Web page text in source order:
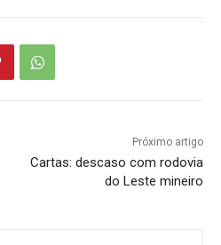
Próximo artigo
Cartas: descaso com rodovia
do Leste mineiro